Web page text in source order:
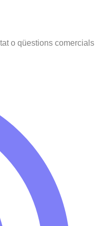
o qüestions comercials